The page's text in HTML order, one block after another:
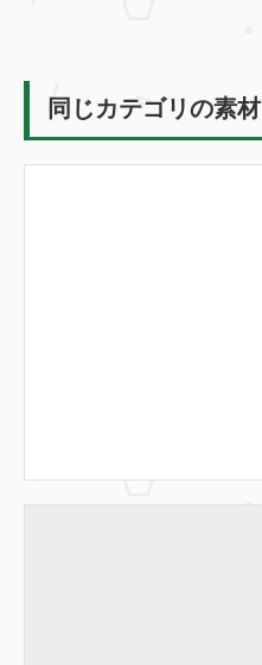
同じカテゴリの素材